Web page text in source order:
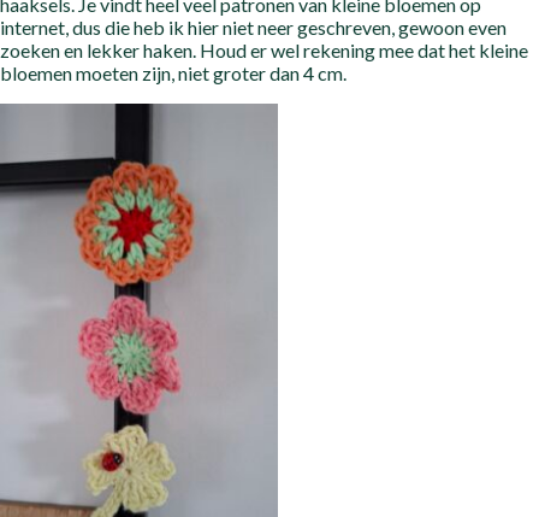
internet, dus die heb ik hier niet neer geschreven, gewoon even
zoeken en lekker haken. Houd er wel rekening mee dat het kleine
bloemen moeten zijn, niet groter dan 4 cm.